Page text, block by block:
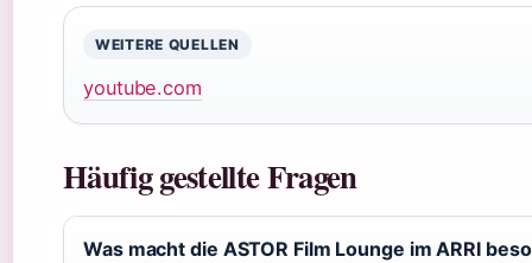
WEITERE QUELLEN
youtube.com
Häufig gestellte Fragen
Was macht die ASTOR Film Lounge im ARRI